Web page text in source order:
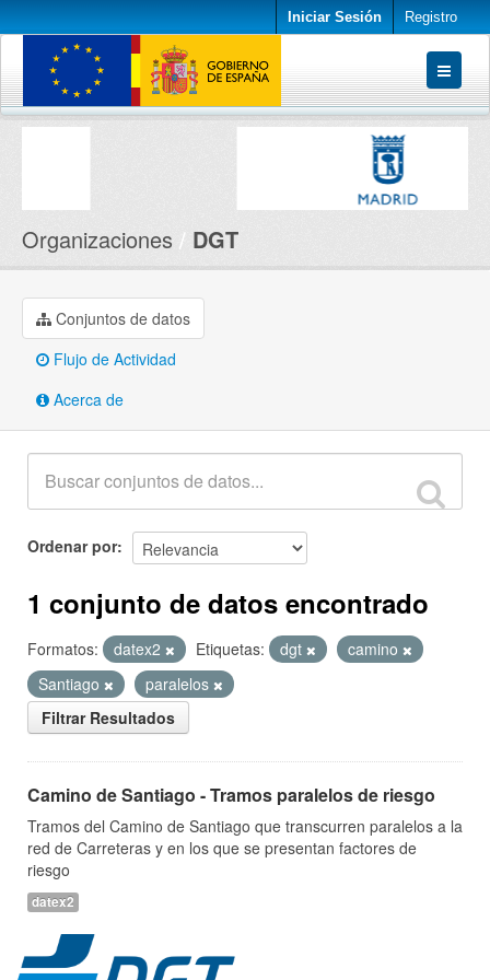
Iniciar Sesión Registro
Conjuntos de datos
Organizaciones DGT
Conjuntos de datos
Flujo de Actividad
Acerca de
Ordenar por
1 conjunto de datos encontrado
Formatos: datex2 Etiquetas: dgt
camino
Santiago
paralelos
Filtrar Resultados
Camino de Santiago - Tramos paralelos de riesgo
Tramos del Camino de Santiago que transcurren paralelos a la
red de Carreteras y en los que se presentan factores de
riesgo
datex2